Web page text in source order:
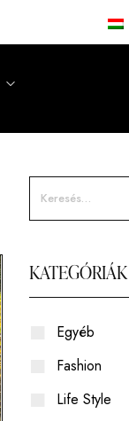
Róka
Bárány
Nerc
Swakara
KATEGÓRIÁK
Egyéb
Fashion
Life Style